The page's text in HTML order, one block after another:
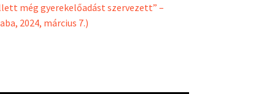
még gyerekelőadást szervezett” –
2024, március 7.)